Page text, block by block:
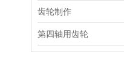
齿轮制作
第四轴用齿轮